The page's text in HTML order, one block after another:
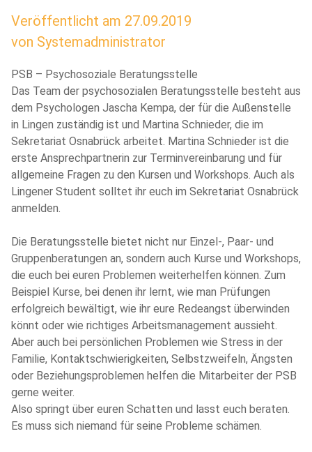
Veröffentlicht am 27.09.2019
von Systemadministrator
PSB – Psychosoziale Beratungsstelle
Das Team der psychosozialen Beratungsstelle besteht aus
dem Psychologen Jascha Kempa, der für die Außenstelle
in Lingen zuständig ist und Martina Schnieder, die im
Sekretariat Osnabrück arbeitet. Martina Schnieder ist die
erste Ansprechpartnerin zur Terminvereinbarung und für
allgemeine Fragen zu den Kursen und Workshops. Auch als
Lingener Student solltet ihr euch im Sekretariat Osnabrück
anmelden.
Die Beratungsstelle bietet nicht nur Einzel-, Paar- und
Gruppenberatungen an, sondern auch Kurse und Workshops,
die euch bei euren Problemen weiterhelfen können. Zum
Beispiel Kurse, bei denen ihr lernt, wie man Prüfungen
erfolgreich bewältigt, wie ihr eure Redeangst überwinden
könnt oder wie richtiges Arbeitsmanagement aussieht.
Aber auch bei persönlichen Problemen wie Stress in der
Familie, Kontaktschwierigkeiten, Selbstzweifeln, Ängsten
oder Beziehungsproblemen helfen die Mitarbeiter der PSB
gerne weiter.
Also springt über euren Schatten und lasst euch beraten.
Es muss sich niemand für seine Probleme schämen.